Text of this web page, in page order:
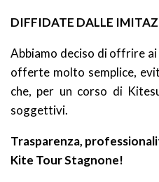
DIFFIDATE DALLE
Abbiamo deciso di offrire
offerte molto semplice,
che, per un corso di
soggettivi.
Trasparenza,
Kite Tour Stagnone!